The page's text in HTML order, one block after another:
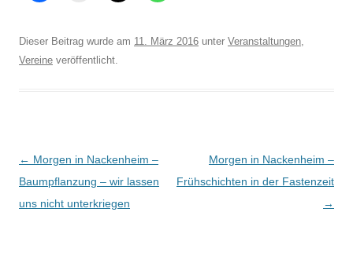
Dieser Beitrag wurde am 11. März 2016 unter Veranstaltungen,
Vereine veröffentlicht.
Beitrags-
Navigation
← Morgen in Nackenheim –
Baumpflanzung – wir lassen
uns nicht unterkriegen
Morgen in Nackenheim –
Frühschichten in der Fastenzeit
→